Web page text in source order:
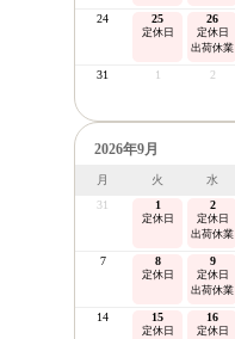
24 25
定休日
26
定休日
出荷休業
31 1 2
2026年9月
月 火 水
31
1
定休日
2
定休日
出荷休業
7 8
定休日
9
定休日
出荷休業
14 15
定休日
16
定休日